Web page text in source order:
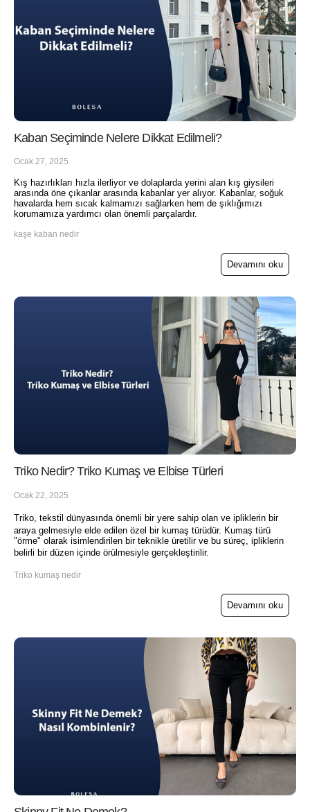
Kaban Seçiminde Nelere Dikkat Edilmeli?
Ocak 27, 2025
Kış hazırlıkları hızla ilerliyor ve dolaplarda yerini alan kış giysileri
arasında öne çıkanlar arasında kabanlar yer alıyor. Kabanlar, soğuk
havalarda hem sıcak kalmamızı sağlarken hem de şıklığımızı
korumamıza yardımcı olan önemli parçalardır.
kaşe kaban nedir​
Devamını oku
Triko Nedir? Triko Kumaş ve Elbise Türleri
Ocak 22, 2025
Triko, tekstil dünyasında önemli bir yere sahip olan ve ipliklerin bir
araya gelmesiyle elde edilen özel bir kumaş türüdür. Kumaş türü
"örme" olarak isimlendirilen bir teknikle üretilir ve bu süreç, ipliklerin
belirli bir düzen içinde örülmesiyle gerçekleştirilir.
Triko kumaş nedir
Devamını oku